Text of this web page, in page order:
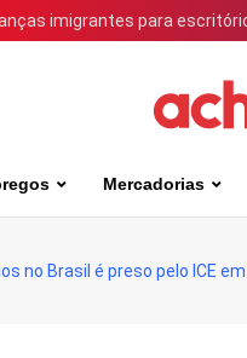
imigrantes para
Mercadorias
no Brasil é preso pelo ICE